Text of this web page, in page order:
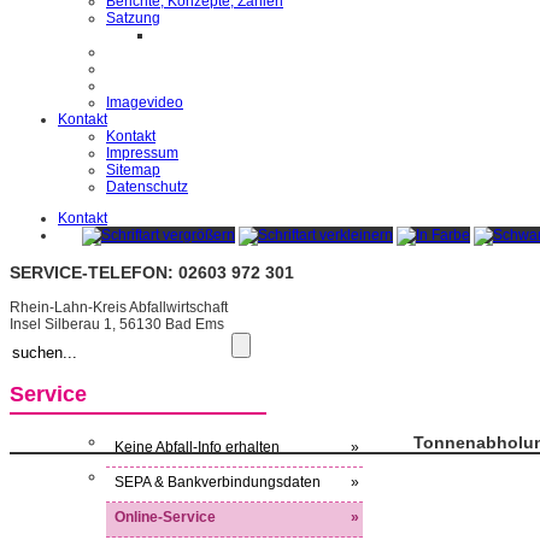
Satzung
Imagevideo
Kontakt
Kontakt
Impressum
Sitemap
Datenschutz
Kontakt
SERVICE-TELEFON: 02603 972 301
Rhein-Lahn-Kreis Abfallwirtschaft
Insel Silberau 1, 56130 Bad Ems
Service
Keine Abfall-Info erhalten »
SEPA & Bankverbindungsdaten »
Online-Service
»